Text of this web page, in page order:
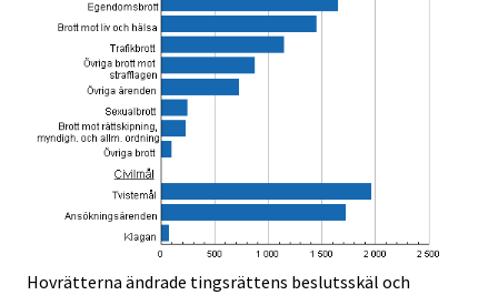
Hovrätterna ändrade tingsrättens beslutsskäl och